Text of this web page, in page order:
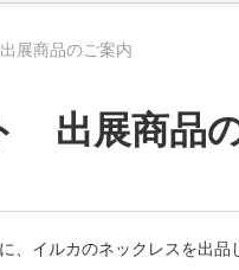
展商品のご案内
出展商品
イルカのネックレスを出品